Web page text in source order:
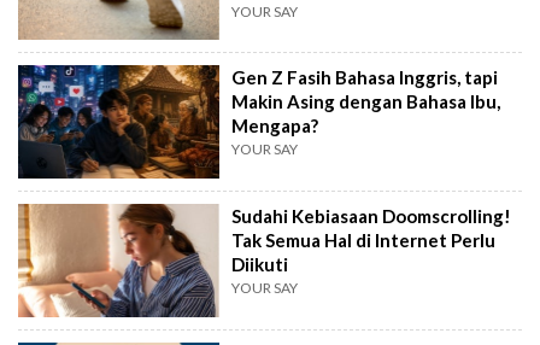
YOUR SAY
Gen Z Fasih Bahasa Inggris, tapi
Makin Asing dengan Bahasa Ibu,
Mengapa?
YOUR SAY
Sudahi Kebiasaan Doomscrolling!
Tak Semua Hal di Internet Perlu
Diikuti
YOUR SAY